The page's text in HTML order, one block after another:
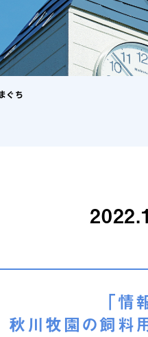
ぐち
「情
秋川牧園の飼料